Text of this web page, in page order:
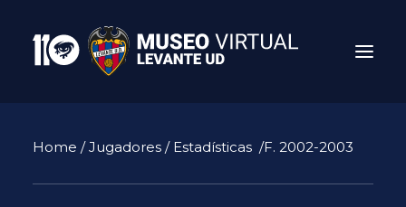
Home /Jugadores / Estadísticas /F. 2002-2003